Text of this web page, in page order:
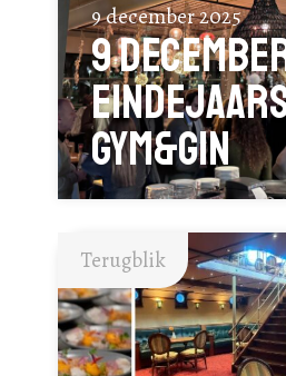
9 december 2025
9
Gym&Gin
Terugblik